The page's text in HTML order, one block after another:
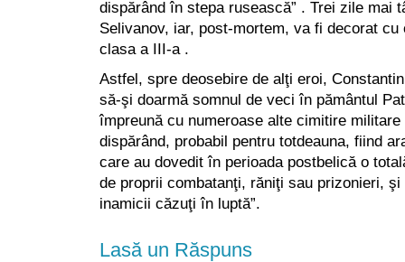
dispărând în stepa rusească” . Trei zile mai
Selivanov, iar, post-mortem, va fi decorat cu
clasa a III-a .
Astfel, spre deosebire de alţi eroi,
să-şi doarmă somnul de veci în pământul
împreună cu numeroase alte cimitire
dispărând, probabil pentru totdeauna, fiind
care au dovedit în perioada postbelică o
de proprii combatanţi, răniţi sau prizonieri,
inamicii căzuţi în luptă”.
Lasă un Răspuns